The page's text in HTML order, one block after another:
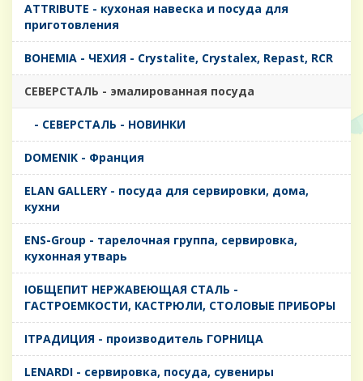
ATTRIBUTE - кухоная навеска и посуда для
приготовления
BOHEMIA - ЧЕХИЯ - Crystalite, Crystalex, Repast, RCR
CЕВЕРСТАЛЬ - эмалированная посуда
- CЕВЕРСТАЛЬ - НОВИНКИ
DOMENIK - Франция
ELAN GALLERY - посуда для сервировки, дома,
кухни
ENS-Group - тарелочная группа, сервировка,
кухонная утварь
IОБЩЕПИТ НЕРЖАВЕЮЩАЯ СТАЛЬ -
ГАСТРОЕМКОСТИ, КАСТРЮЛИ, СТОЛОВЫЕ ПРИБОРЫ
IТРАДИЦИЯ - производитель ГОРНИЦА
LENARDI - сервировка, посуда, сувениры